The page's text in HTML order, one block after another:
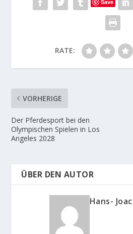
Save
RATE:
VORHERIGE
Der Pferdesport bei den
Olympischen Spielen in Los
Angeles 2028
ÜBER DEN AUTOR
Hans-